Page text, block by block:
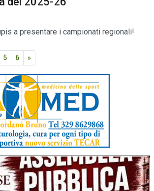
a presentare i campionati regionali!
5 6 »